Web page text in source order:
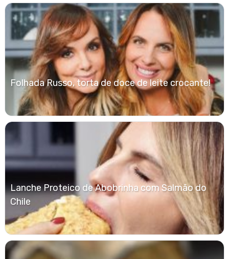
Folhada Russo, torta de doce de leite crocante!
Lanche Proteico de Abobrinha com Salmão do
Chile